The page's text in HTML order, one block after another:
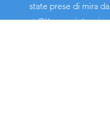
state prese di mira
🔸Ottenere